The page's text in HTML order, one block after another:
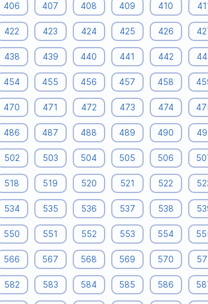
406 407 408 409 410
422 423 424 425 426
438 439 440 441 442
454 455 456 457 458
470 471 472 473 474
486 487 488 489 490
502 503 504 505 506
518 519 520 521 522
534 535 536 537 538
550 551 552 553 554
566 567 568 569 570
582 583 584 585 586